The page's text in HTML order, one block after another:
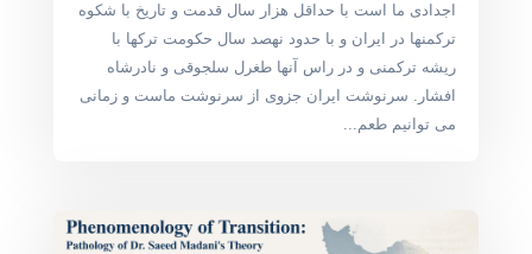
اجدادی ما است با حداقل هزار سال قدمت و تاریخ با شکوه
ترکمنها در ایران و با حدود نهصد سال حکومت ترکها با
ریشه ترکمنی و در راس آنها طغرل سلجوقی و نادرشاه
افشار. سرنوشت ایران جزوی از سرنوشت ماست و زمانی
می توانیم طعم...